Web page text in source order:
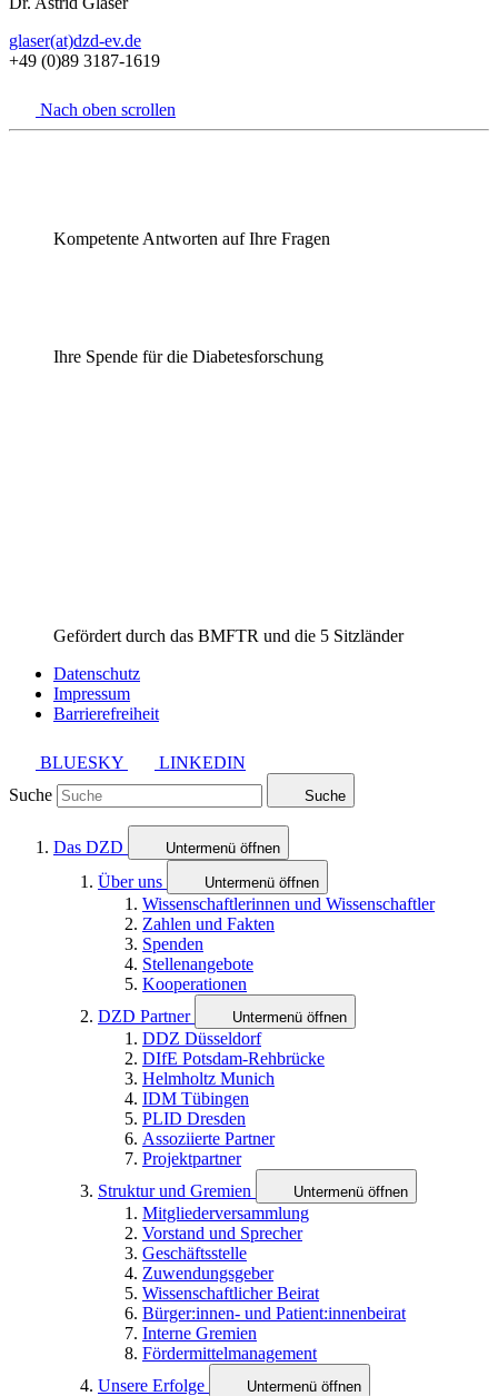
glaser(at)dzd-ev.de
+49 (0)89 3187-1619
Nach oben scrollen
Kompetente Antworten auf Ihre Fragen
Ihre Spende für die Diabetesforschung
Gefördert durch das BMFTR und die 5 Sitzländer
Datenschutz
Impressum
Barrierefreiheit
BLUESKY
LINKEDIN
Suche
Suche
Das DZD Untermenü öffnen
Über uns Untermenü öffnen
Wissenschaftlerinnen und Wissenschaftler
Zahlen und Fakten
Spenden
Stellenangebote
Kooperationen
DZD Partner
Untermenü öffnen
DDZ Düsseldorf
DIfE Potsdam-Rehbrücke
Helmholtz Munich
IDM Tübingen
PLID Dresden
Assoziierte Partner
Projektpartner
Struktur und Gremien
Untermenü öffnen
Mitgliederversammlung
Vorstand und Sprecher
Geschäftsstelle
Zuwendungsgeber
Wissenschaftlicher Beirat
Bürger:innen- und Patient:innenbeirat
Interne Gremien
Fördermittelmanagement
Unsere Erfolge
Untermenü öffnen